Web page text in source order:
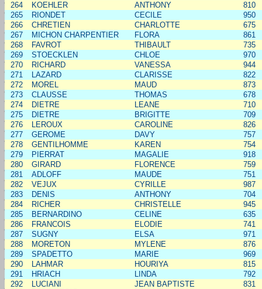
264
KOEHLER ANTHONY
810
265
RIONDET CECILE
950
266
CHRETIEN CHARLOTTE
675
267
MICHON CHARPENTIER FLORA
861
268
FAVROT THIBAULT
735
269
STOECKLEN CHLOE
970
270
RICHARD VANESSA
944
271
LAZARD CLARISSE
822
272
MOREL MAUD
873
273
CLAUSSE THOMAS
678
274
DIETRE LEANE
710
275
DIETRE BRIGITTE
709
276
LEROUX CAROLINE
826
277
GEROME DAVY
757
278
GENTILHOMME KAREN
754
279
PIERRAT MAGALIE
918
280
GIRARD FLORENCE
759
281
ADLOFF MAUDE
751
282
VEJUX CYRILLE
987
283
DENIS ANTHONY
704
284
RICHER CHRISTELLE
945
285
BERNARDINO CELINE
635
286
FRANCOIS ELODIE
741
287
SUGNY ELSA
971
288
MORETON MYLENE
876
289
SPADETTO MARIE
969
290
LAHMAR HOURIYA
815
291
HRIACH LINDA
792
292
LUCIANI JEAN BAPTISTE
831